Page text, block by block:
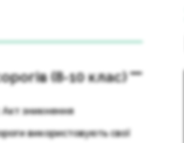
(8-10 клас)
Акт зникнення
використовують свої